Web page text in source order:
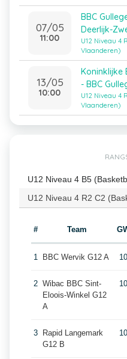
07/05
11:00
BBC
Deerlijk-
U12 Niveau 4
Vlaanderen)
13/05
10:00
Koninklijke
- BBC
U12 Niveau 4
Vlaanderen)
U12 Niveau 4 B5
U12 Niveau 4 R2 C2
# Team
1 BBC Wervik G12 A 10
2 Wibac BBC Sint-
Eloois-Winkel G12
A
10
3
Rapid Langemark
G12 B
10